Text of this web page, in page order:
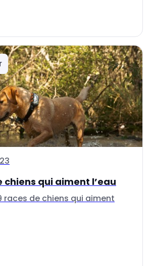
chiens qui aiment l’eau
races de chiens qui aiment